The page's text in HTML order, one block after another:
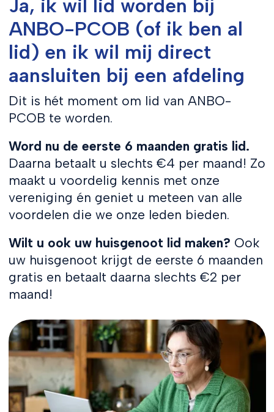
Ja, ik wil lid worden bij
ANBO-PCOB (of ik ben al
lid) en ik wil mij direct
aansluiten bij een afdeling
Dit is hét moment om lid van ANBO-
PCOB te worden.
Word nu de eerste 6 maanden gratis lid.
Daarna betaalt u slechts €4 per maand! Zo
maakt u voordelig kennis met onze
vereniging én geniet u meteen van alle
voordelen die we onze leden bieden.
Wilt u ook uw huisgenoot lid maken? Ook
uw huisgenoot krijgt de eerste 6 maanden
gratis en betaalt daarna slechts €2 per
maand!